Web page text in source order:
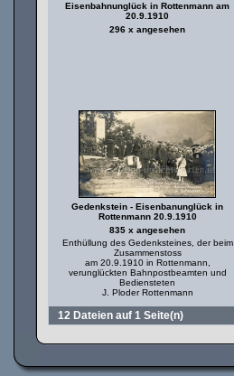
Eisenbahnunglück in Rottenmann am
20.9.1910
296 x angesehen
Gedenkstein - Eisenbanunglück in
Rottenmann 20.9.1910
835 x angesehen
Enthüllung des Gedenksteines, der beim
Zusammenstoss
am 20.9.1910 in Rottenmann,
verunglückten Bahnpostbeamten und
Bediensteten
J. Ploder Rottenmann
12 Dateien auf 1 Seite(n)